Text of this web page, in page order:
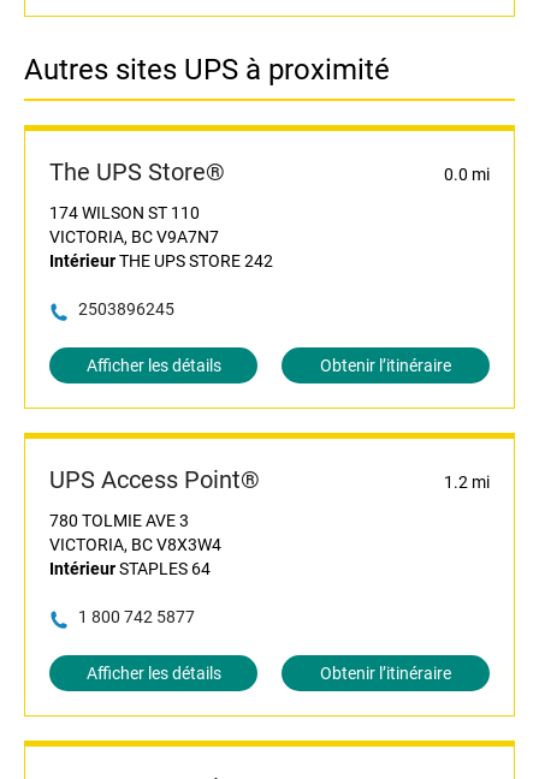
Autres sites UPS à proximité
The UPS Store®
0.0 mi
174 WILSON ST 110
VICTORIA, BC V9A7N7
IntérieurTHE UPS STORE 242
2503896245
Afficher les détails Obtenir l’itinéraire
UPS Access Point®
1.2 mi
780 TOLMIE AVE 3
VICTORIA, BC V8X3W4
IntérieurSTAPLES 64
1 800 742 5877
Afficher les détails Obtenir l’itinéraire